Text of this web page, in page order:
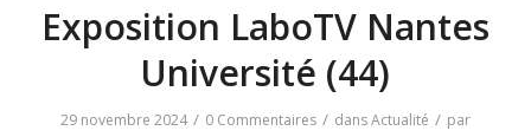
Exposition LaboTV Nantes
Université (44)
29 novembre 2024 / 0 Commentaires / dansActualité / par